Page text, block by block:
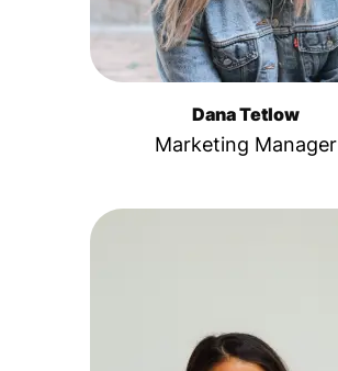
Dana Tetlow
Marketing Manager